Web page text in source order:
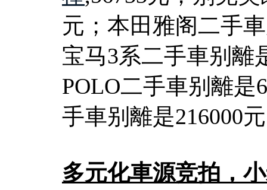
元；本田雅阁二手
宝马3系二手車别離
POLO二手車别離是
手車别離是216000
多元化車源竞拍，